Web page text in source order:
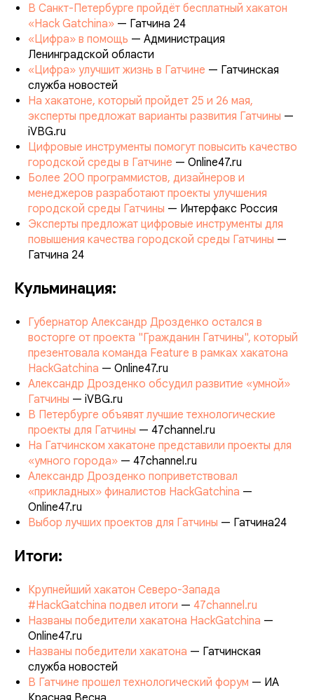
В Санкт-Петербурге пройдёт бесплатный хакатон
«Hack Gatchina» — Гатчина 24
«Цифра» в помощь — Администрация
Ленинградской области
«Цифра» улучшит жизнь в Гатчине — Гатчинская
служба новостей
На хакатоне, который пройдет 25 и 26 мая,
эксперты предложат варианты развития Гатчины —
iVBG.ru
Цифровые инструменты помогут повысить качество
городской среды в Гатчине — Online47.ru
Более 200 программистов, дизайнеров и
менеджеров разработают проекты улучшения
городской среды Гатчины — Интерфакс Россия
Эксперты предложат цифровые инструменты для
повышения качества городской среды Гатчины —
Гатчина 24
Кульминация:
Губернатор Александр Дрозденко остался в
восторге от проекта "Гражданин Гатчины", который
презентовала команда Feature в рамках хакатона
HackGatchina — Online47.ru
Александр Дрозденко обсудил развитие «умной»
Гатчины — iVBG.ru
В Петербурге объявят лучшие технологические
проекты для Гатчины — 47channel.ru
На Гатчинском хакатоне представили проекты для
«умного города» — 47channel.ru
Александр Дрозденко поприветствовал
«прикладных» финалистов HackGatchina —
Online47.ru
Выбор лучших проектов для Гатчины — Гатчина24
Итоги:
Крупнейший хакатон Северо-Запада
#HackGatchina подвел итоги — 47channel.ru
Названы победители хакатона HackGatchina —
Online47.ru
Названы победители хакатона — Гатчинская
служба новостей
В Гатчине прошел технологический форум — ИА